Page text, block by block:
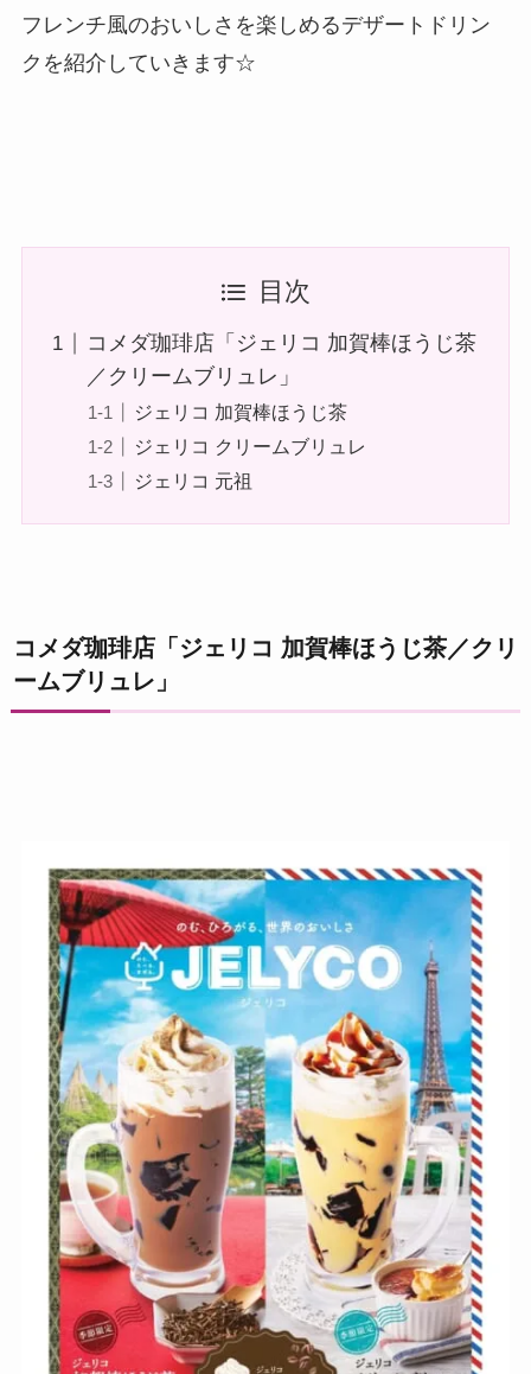
フレンチ風のおいしさを楽しめるデザートドリン
クを紹介していきます☆
目次
コメダ珈琲店「ジェリコ 加賀棒ほうじ茶
／クリームブリュレ」
ジェリコ 加賀棒ほうじ茶
ジェリコ クリームブリュレ
ジェリコ 元祖
コメダ珈琲店「ジェリコ 加賀棒ほうじ茶／クリ
ームブリュレ」